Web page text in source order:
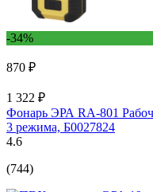
-34%
870 ₽
1 322 ₽
Фонарь ЭРА RA-801
3 режима, Б0027824
4.6
(744)